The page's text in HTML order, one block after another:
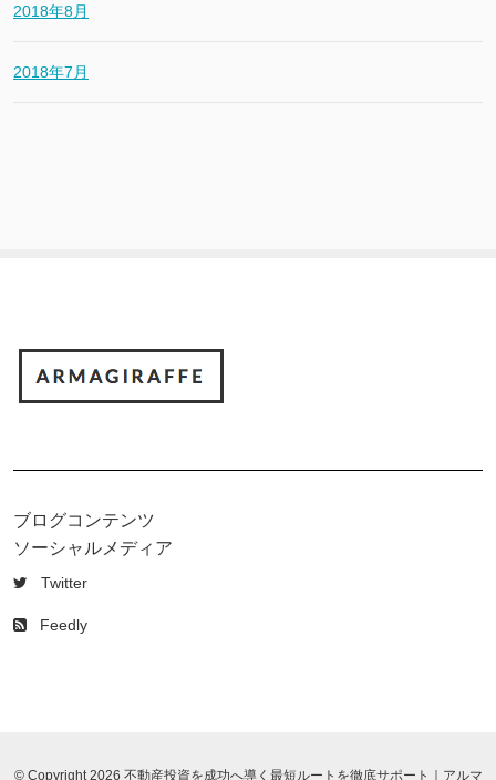
2018年8月
2018年7月
ブログコンテンツ
ソーシャルメディア
Twitter
Feedly
© Copyright 2026 不動産投資を成功へ導く最短ルートを徹底サポート｜アルマ